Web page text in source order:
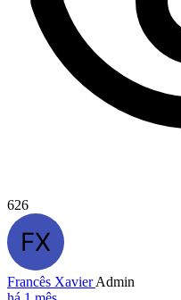
626
Francês XavierAdmin